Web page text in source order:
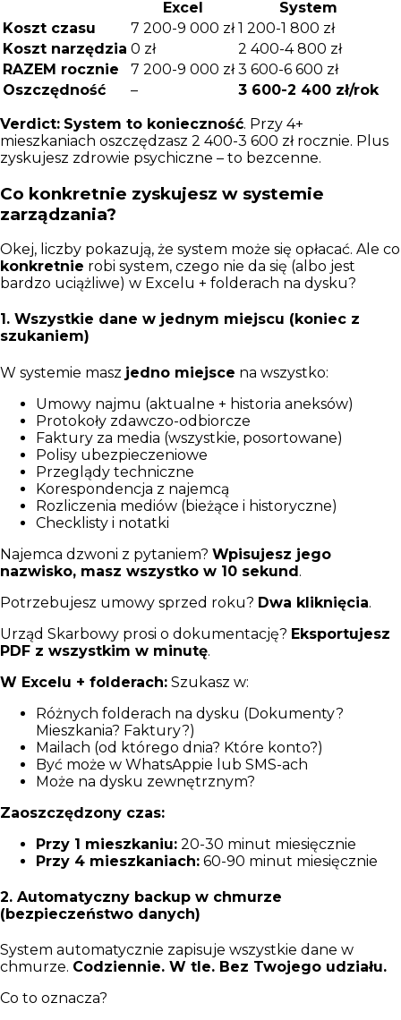
Excel
System
Koszt czasu
7 200-9 000 zł 1 200-1 800 zł
Koszt narzędzia 0 zł
2 400-4 800 zł
RAZEM rocznie
7 200-9 000 zł 3 600-6 600 zł
Oszczędność
–
3 600-2 400 zł/rok
Verdict: System to konieczność. Przy 4+
mieszkaniach oszczędzasz 2 400-3 600 zł rocznie. Plus
zyskujesz zdrowie psychiczne – to bezcenne.
Co konkretnie zyskujesz w systemie
zarządzania?
Okej, liczby pokazują, że system może się opłacać. Ale co
konkretnie robi system, czego nie da się (albo jest
bardzo uciążliwe) w Excelu + folderach na dysku?
1. Wszystkie dane w jednym miejscu (koniec z
szukaniem)
W systemie masz jedno miejsce na wszystko:
Umowy najmu (aktualne + historia aneksów)
Protokoły zdawczo-odbiorcze
Faktury za media (wszystkie, posortowane)
Polisy ubezpieczeniowe
Przeglądy techniczne
Korespondencja z najemcą
Rozliczenia mediów (bieżące i historyczne)
Checklisty i notatki
Najemca dzwoni z pytaniem? Wpisujesz jego
nazwisko, masz wszystko w 10 sekund.
Potrzebujesz umowy sprzed roku? Dwa kliknięcia.
Urząd Skarbowy prosi o dokumentację? Eksportujesz
PDF z wszystkim w minutę.
W Excelu + folderach: Szukasz w:
Różnych folderach na dysku (Dokumenty?
Mieszkania? Faktury?)
Mailach (od którego dnia? Które konto?)
Być może w WhatsAppie lub SMS-ach
Może na dysku zewnętrznym?
Zaoszczędzony czas:
Przy 1 mieszkaniu: 20-30 minut miesięcznie
Przy 4 mieszkaniach: 60-90 minut miesięcznie
2. Automatyczny backup w chmurze
(bezpieczeństwo danych)
System automatycznie zapisuje wszystkie dane w
chmurze. Codziennie. W tle. Bez Twojego udziału.
Co to oznacza?